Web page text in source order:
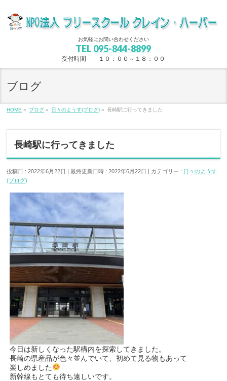
お気軽にお問い合わせください
TEL 095-844-8899
受付時間 １０：００～１８：００
ブログ
HOME » ブログ » 日々のようす(ブログ) » 長崎駅に行ってきました
長崎駅に行ってきました
投稿日 : 2022年6月22日 最終更新日時 : 2022年6月22日 カテゴリー : 日々のようす
(ブログ)
今日は新しくなった駅構内を探索してきました。
長崎の県産品が色々並んでいて、初めて見る物もあって
楽しめました
新幹線もとても待ち遠しいです。